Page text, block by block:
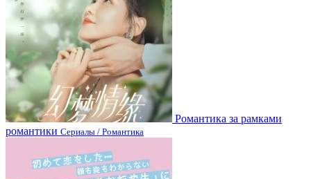
Романтика за рамками
романтики Сериалы / Романтика